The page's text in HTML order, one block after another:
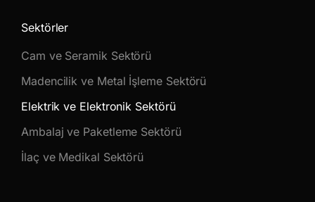
Sektörler
Cam ve Seramik Sektörü
Madencilik ve Metal İşleme Sektörü
Elektrik ve Elektronik Sektörü
Ambalaj ve Paketleme Sektörü
İlaç ve Medikal Sektörü